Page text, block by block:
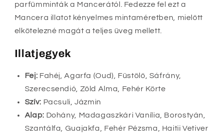
parfümminták a Mancerától. Fedezze fel ezt a
Mancera illatot kényelmes mintaméretben, mielőtt
elkötelezné magát a teljes üveg mellett.
Illatjegyek
Fej: Fahéj, Agarfa (Oud), Füstölő, Sáfrány,
Szerecsendió, Zöld Alma, Fehér Körte
Szív: Pacsuli, Jázmin
Alap: Dohány, Madagaszkári Vanília, Borostyán,
Szantálfa, Guajakfa, Fehér Pézsma, Haitii Vetiver